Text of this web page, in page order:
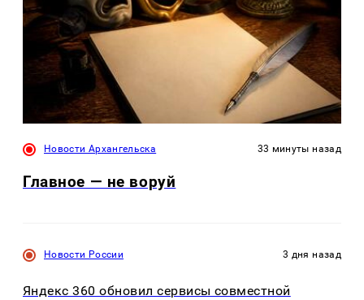
Новости Архангельска 33 минуты назад
Главное — не воруй
Новости России 3 дня назад
Яндекс 360 обновил сервисы совместной